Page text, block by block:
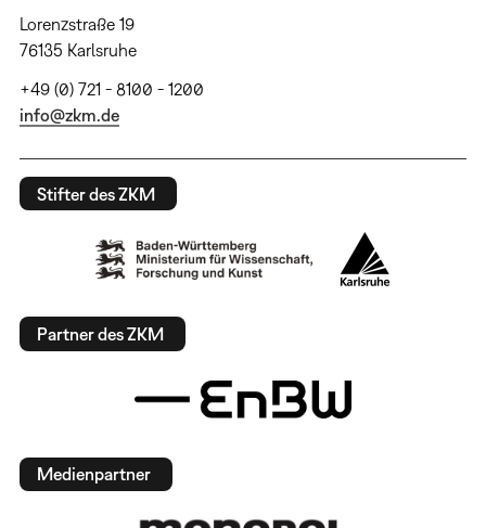
Lorenzstraße 19
76135 Karlsruhe
+49 (0) 721 - 8100 - 1200
info@zkm.de
Stifter des ZKM
Partner des ZKM
Medienpartner